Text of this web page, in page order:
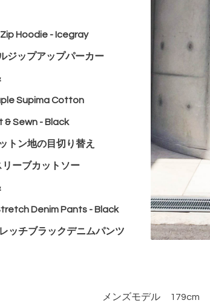
Hoodie - Icegray
ジップアップパーカー
Supima Cotton
& Sewn - Black
トン地の目切り替え
ーブカットソー
Denim Pants - Black
ッチブラックデニムパンツ
メンズモデル 179cm